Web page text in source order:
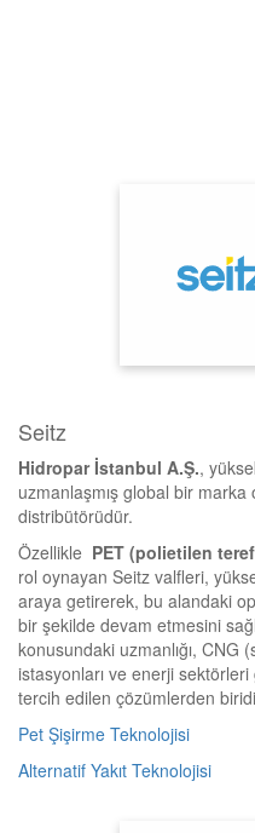
Seitz
Hidropar İstanbul A.Ş.,
uzmanlaşmış global bir marka
distribütörüdür.
Özellikle PET (polietilen
rol oynayan Seitz valfleri,
araya getirerek, bu alandaki
bir şekilde devam etmesini
konusundaki uzmanlığı, CNG
istasyonları ve enerji
tercih edilen çözümlerden
Pet Şişirme Teknolojisi
Alternatif Yakıt Teknolojisi